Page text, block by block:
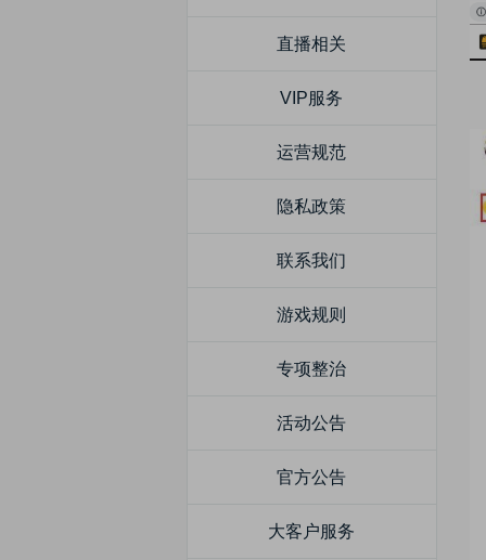
直播相关
VIP服务
运营规范
隐私政策
联系我们
游戏规则
专项整治
活动公告
官方公告
大客户服务